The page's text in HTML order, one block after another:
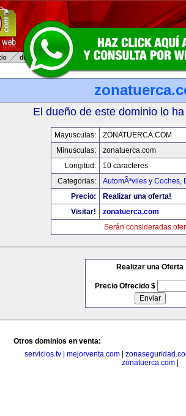
El dueño de este dominio lo
Mayusculas:
ZONATUERCA.COM
Minusculas:
zonatuerca.com
Longitud:
10 caracteres
Categorias:
AutomÃ³viles y Coches,
Precio:
Realizar una oferta!
Visitar!
zonatuerca.com
Serán consideradas
Realizar una Oferta
Precio Ofrecido $
Otros dominios en venta:
servicios.tv| mejorventa.com|
zonatuerca.com|